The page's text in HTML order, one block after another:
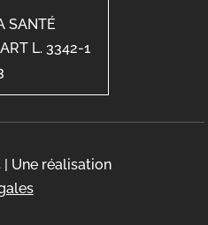
SANTÉ
L. 3342-1
| Une réalisation